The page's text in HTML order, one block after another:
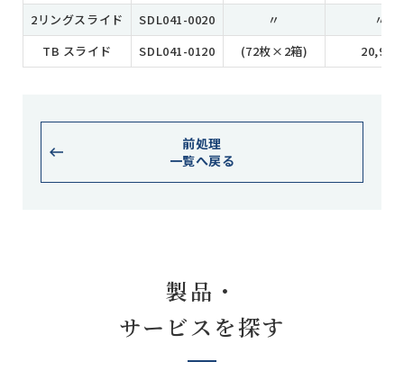
2リングスライド
SDL041-0020 〃
〃
TB スライド
SDL041-0120 (72枚×2箱) 20,900
前処理
一覧へ戻る
製品・
サービスを探す